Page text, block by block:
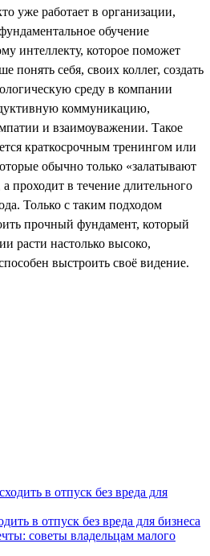
уже работает в организации,
обучение
интеллекту, которое поможет
понять себя, своих коллег, создать
среду в компании
коммуникацию,
и взаимоуважении. Такое
краткосрочным тренингом или
обычно только «залатывают
проходит в течение длительного
Только с таким подходом
прочный фундамент, который
расти настолько высоко,
выстроить своё видение.
в отпуск без вреда для бизнеса